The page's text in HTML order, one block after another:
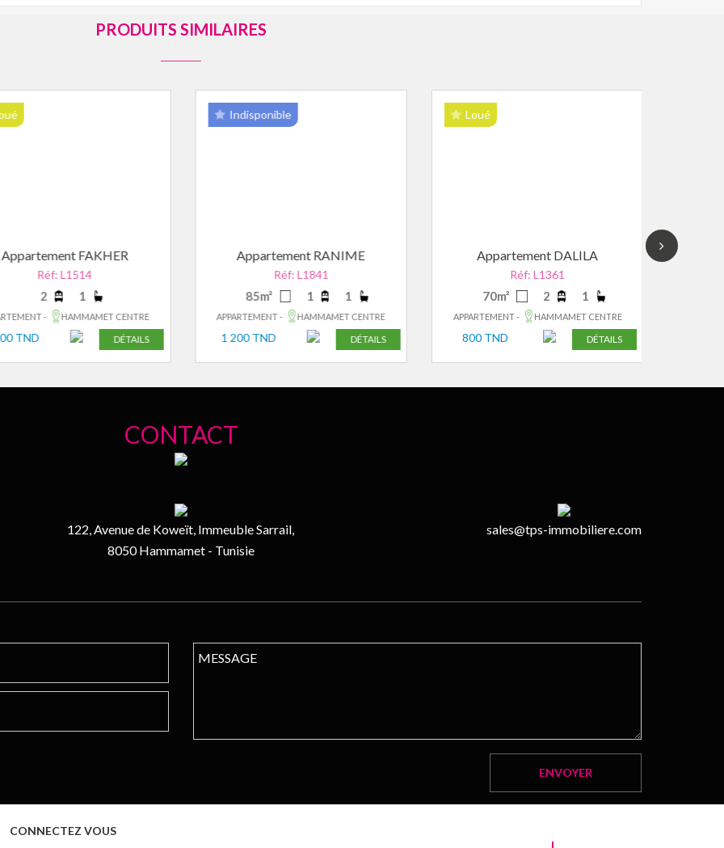
PRODUITS SIMILAIRES
Appartement FAKHER
Réf: L1514
2 1
- HAMMAMET CENTRE
TND DÉTAILS
Indisponible
Appartement RANIME
Réf: L1841
85m² 1 1
APPARTEMENT - HAMMAMET CENTRE
1 200 TND DÉTAILS
Loué
Appartement DALILA
Réf: L1361
70m² 2 1
APPARTEMENT - HAMMAMET CENTRE
800 TND DÉTAILS
CONTACT
122, Avenue de Koweït, Immeuble Sarrail,
8050 Hammamet - Tunisie
sales@tps-immobiliere.com
CONNECTEZ VOUS